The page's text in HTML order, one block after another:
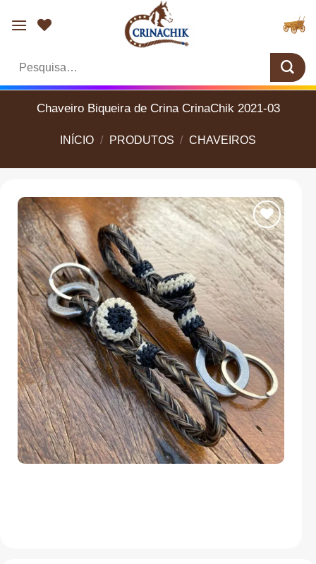
Pesquisar
Chaveiro Biqueira de Crina CrinaChik 2021-03
INÍCIO / PRODUTOS / CHAVEIROS
Add aos
Favoritos